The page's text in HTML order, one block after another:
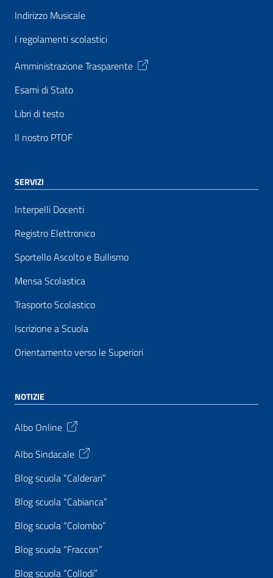
Indirizzo Musicale
I regolamenti scolastici
Amministrazione Trasparente
Esami di Stato
Libri di testo
Il nostro PTOF
SERVIZI
Interpelli Docenti
Registro Elettronico
Sportello Ascolto e Bullismo
Mensa Scolastica
Trasporto Scolastico
Iscrizione a Scuola
Orientamento verso le Superiori
NOTIZIE
Albo Online
Albo Sindacale
Blog scuola “Calderari”
Blog scuola “Cabianca”
Blog scuola “Colombo”
Blog scuola “Fraccon”
Blog scuola “Collodi”